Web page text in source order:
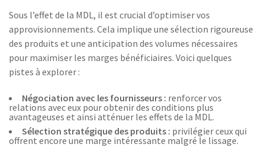
Sous l’effet de la MDL, il est crucial d’optimiser vos
approvisionnements. Cela implique une sélection rigoureuse
des produits et une anticipation des volumes nécessaires
pour maximiser les marges bénéficiaires. Voici quelques
pistes à explorer :
Négociation avec les fournisseurs : renforcer vos
relations avec eux pour obtenir des conditions plus
avantageuses et ainsi atténuer les effets de la MDL.
Sélection stratégique des produits : privilégier ceux qui
offrent encore une marge intéressante malgré le lissage.